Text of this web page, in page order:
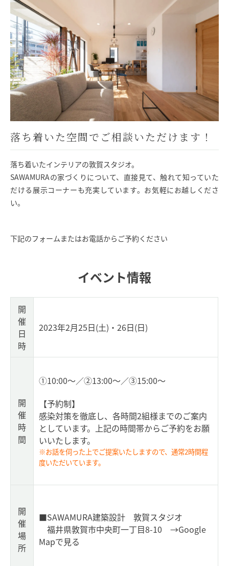
落ち着いた空間でご相談いただけます！
落ち着いたインテリアの敦賀スタジオ。
SAWAMURAの家づくりについて、直接見て、触れて知っていた
だける展示コーナーも充実しています。お気軽にお越しくださ
い。
下記のフォームまたはお電話からご予約ください
イベント情報
開
催
日
時
2023年2月25日(土)・26日(日)
開
催
時
間
①10:00～／②13:00～／③15:00～
【予約制】
感染対策を徹底し、各時間2組様までのご案内
としています。上記の時間帯からご予約をお願
いいたします。
※お話を伺った上でご提案いたしますので、通常2時間程
度いただいています。
開
催
場
所
■SAWAMURA建築設計 敦賀スタジオ
福井県敦賀市中央町一丁目8-10 →Google
Mapで見る